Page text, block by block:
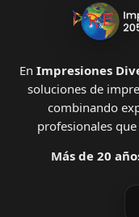
En Impresiones
soluciones de
combinando
profesionales
Más de 20